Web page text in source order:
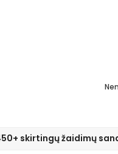
skirtingų žaidimų